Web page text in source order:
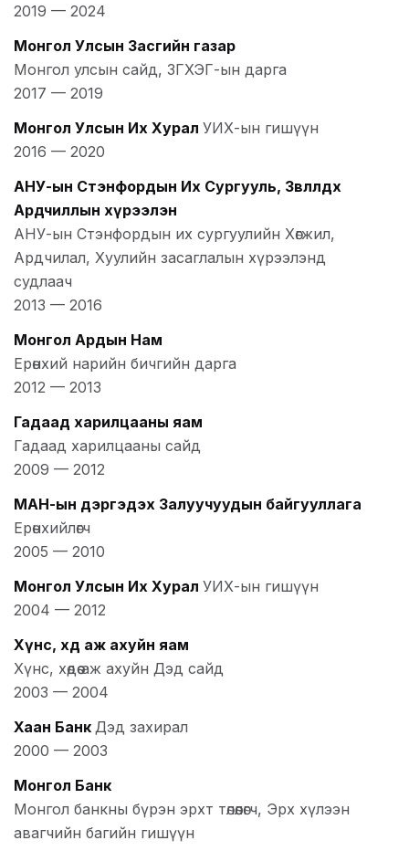
2019 — 2024
Монгол Улсын Засгийн газар
Монгол улсын сайд, ЗГХЭГ-ын дарга
2017 — 2019
Монгол Улсын Их Хурал УИХ-ын гишүүн
2016 — 2020
АНУ-ын Стэнфордын Их Сургууль, Зөвлөлдөх
Ардчиллын хүрээлэн
АНУ-ын Стэнфордын их сургуулийн Хөгжил,
Ардчилал, Хуулийн засаглалын хүрээлэнд
судлаач
2013 — 2016
Монгол Ардын Нам
Ерөнхий нарийн бичгийн дарга
2012 — 2013
Гадаад харилцааны яам
Гадаад харилцааны сайд
2009 — 2012
МАН-ын дэргэдэх Залуучуудын байгууллага
Ерөнхийлөгч
2005 — 2010
Монгол Улсын Их Хурал УИХ-ын гишүүн
2004 — 2012
Хүнс, хөдөө аж ахуйн яам
Хүнс, хөдөө аж ахуйн Дэд сайд
2003 — 2004
Хаан Банк Дэд захирал
2000 — 2003
Монгол Банк
Монгол банкны бүрэн эрхт төлөөлөгч, Эрх хүлээн
авагчийн багийн гишүүн